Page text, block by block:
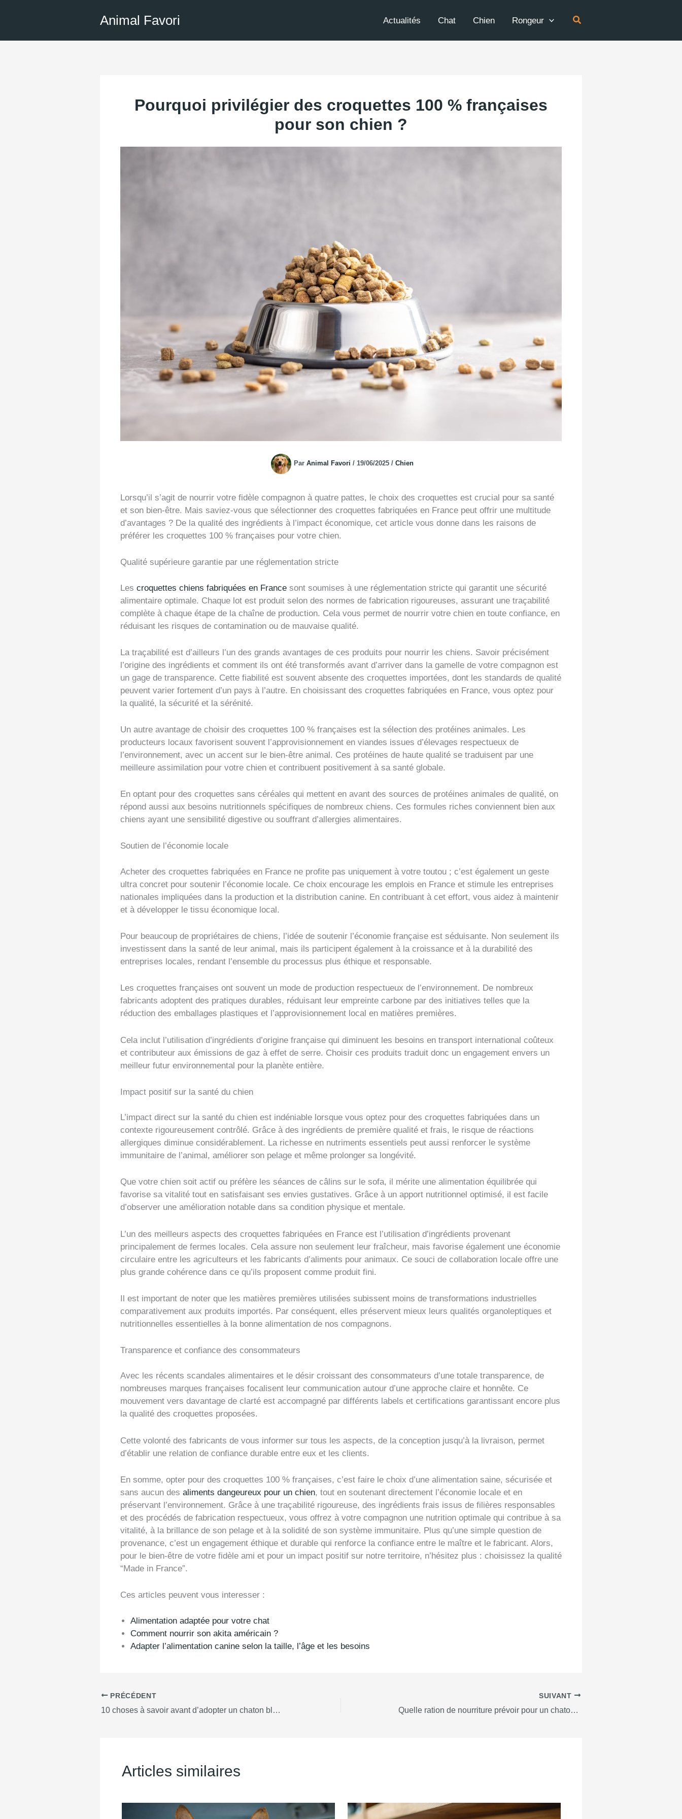
Animal Favori Actualités Chat Chien Rongeur Rechercher
Pourquoi privilégier des croquettes 100 % françaises
pour son chien ?
Par Animal Favori / 19/06/2025 / Chien
Lorsqu’il s’agit de nourrir votre fidèle compagnon à quatre pattes, le choix des croquettes est crucial pour sa santé
et son bien-être. Mais saviez-vous que sélectionner des croquettes fabriquées en France peut offrir une multitude
d’avantages ? De la qualité des ingrédients à l’impact économique, cet article vous donne dans les raisons de
préférer les croquettes 100 % françaises pour votre chien.
Qualité supérieure garantie par une réglementation stricte
Les croquettes chiens fabriquées en France sont soumises à une réglementation stricte qui garantit une sécurité
alimentaire optimale. Chaque lot est produit selon des normes de fabrication rigoureuses, assurant une traçabilité
complète à chaque étape de la chaîne de production. Cela vous permet de nourrir votre chien en toute confiance, en
réduisant les risques de contamination ou de mauvaise qualité.
La traçabilité est d’ailleurs l’un des grands avantages de ces produits pour nourrir les chiens. Savoir précisément
l’origine des ingrédients et comment ils ont été transformés avant d’arriver dans la gamelle de votre compagnon est
un gage de transparence. Cette fiabilité est souvent absente des croquettes importées, dont les standards de qualité
peuvent varier fortement d’un pays à l’autre. En choisissant des croquettes fabriquées en France, vous optez pour
la qualité, la sécurité et la sérénité.
Un autre avantage de choisir des croquettes 100 % françaises est la sélection des protéines animales. Les
producteurs locaux favorisent souvent l’approvisionnement en viandes issues d’élevages respectueux de
l’environnement, avec un accent sur le bien-être animal. Ces protéines de haute qualité se traduisent par une
meilleure assimilation pour votre chien et contribuent positivement à sa santé globale.
En optant pour des croquettes sans céréales qui mettent en avant des sources de protéines animales de qualité, on
répond aussi aux besoins nutritionnels spécifiques de nombreux chiens. Ces formules riches conviennent bien aux
chiens ayant une sensibilité digestive ou souffrant d’allergies alimentaires.
Soutien de l’économie locale
Acheter des croquettes fabriquées en France ne profite pas uniquement à votre toutou ; c’est également un geste
ultra concret pour soutenir l’économie locale. Ce choix encourage les emplois en France et stimule les entreprises
nationales impliquées dans la production et la distribution canine. En contribuant à cet effort, vous aidez à maintenir
et à développer le tissu économique local.
Pour beaucoup de propriétaires de chiens, l’idée de soutenir l’économie française est séduisante. Non seulement ils
investissent dans la santé de leur animal, mais ils participent également à la croissance et à la durabilité des
entreprises locales, rendant l’ensemble du processus plus éthique et responsable.
Les croquettes françaises ont souvent un mode de production respectueux de l’environnement. De nombreux
fabricants adoptent des pratiques durables, réduisant leur empreinte carbone par des initiatives telles que la
réduction des emballages plastiques et l’approvisionnement local en matières premières.
Cela inclut l’utilisation d’ingrédients d’origine française qui diminuent les besoins en transport international coûteux
et contributeur aux émissions de gaz à effet de serre. Choisir ces produits traduit donc un engagement envers un
meilleur futur environnemental pour la planète entière.
Impact positif sur la santé du chien
L’impact direct sur la santé du chien est indéniable lorsque vous optez pour des croquettes fabriquées dans un
contexte rigoureusement contrôlé. Grâce à des ingrédients de première qualité et frais, le risque de réactions
allergiques diminue considérablement. La richesse en nutriments essentiels peut aussi renforcer le système
immunitaire de l’animal, améliorer son pelage et même prolonger sa longévité.
Que votre chien soit actif ou préfère les séances de câlins sur le sofa, il mérite une alimentation équilibrée qui
favorise sa vitalité tout en satisfaisant ses envies gustatives. Grâce à un apport nutritionnel optimisé, il est facile
d’observer une amélioration notable dans sa condition physique et mentale.
L’un des meilleurs aspects des croquettes fabriquées en France est l’utilisation d’ingrédients provenant
principalement de fermes locales. Cela assure non seulement leur fraîcheur, mais favorise également une économie
circulaire entre les agriculteurs et les fabricants d’aliments pour animaux. Ce souci de collaboration locale offre une
plus grande cohérence dans ce qu’ils proposent comme produit fini.
Il est important de noter que les matières premières utilisées subissent moins de transformations industrielles
comparativement aux produits importés. Par conséquent, elles préservent mieux leurs qualités organoleptiques et
nutritionnelles essentielles à la bonne alimentation de nos compagnons.
Transparence et confiance des consommateurs
Avec les récents scandales alimentaires et le désir croissant des consommateurs d’une totale transparence, de
nombreuses marques françaises focalisent leur communication autour d’une approche claire et honnête. Ce
mouvement vers davantage de clarté est accompagné par différents labels et certifications garantissant encore plus
la qualité des croquettes proposées.
Cette volonté des fabricants de vous informer sur tous les aspects, de la conception jusqu’à la livraison, permet
d’établir une relation de confiance durable entre eux et les clients.
En somme, opter pour des croquettes 100 % françaises, c’est faire le choix d’une alimentation saine, sécurisée et
sans aucun des aliments dangeureux pour un chien, tout en soutenant directement l’économie locale et en
préservant l’environnement. Grâce à une traçabilité rigoureuse, des ingrédients frais issus de filières responsables
et des procédés de fabrication respectueux, vous offrez à votre compagnon une nutrition optimale qui contribue à sa
vitalité, à la brillance de son pelage et à la solidité de son système immunitaire. Plus qu’une simple question de
provenance, c’est un engagement éthique et durable qui renforce la confiance entre le maître et le fabricant. Alors,
pour le bien-être de votre fidèle ami et pour un impact positif sur notre territoire, n’hésitez plus : choisissez la qualité
“Made in France”.
Ces articles peuvent vous interesser :
Alimentation adaptée pour votre chat
Comment nourrir son akita américain ?
Adapter l’alimentation canine selon la taille, l’âge et les besoins
PRÉCÉDENT
10 choses à savoir avant d’adopter un chaton bleu russe
SUIVANT
Quelle ration de nourriture prévoir pour un chaton de 4 à 5 mois ?
Articles similaires